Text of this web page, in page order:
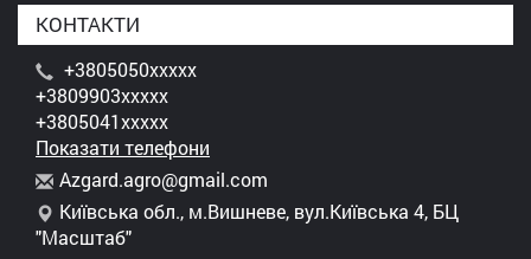
КОНТАКТИ
+3805050xxxxx
+3809903xxxxx
+3805041xxxxx
Показати телефони
Azgard.agro@gmail.com
Київська обл., м.Вишневе, вул.Київська 4, БЦ
"Масштаб"